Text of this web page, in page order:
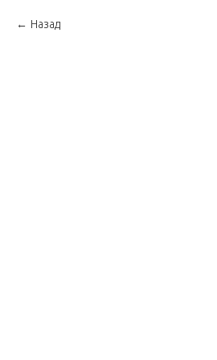
Назад